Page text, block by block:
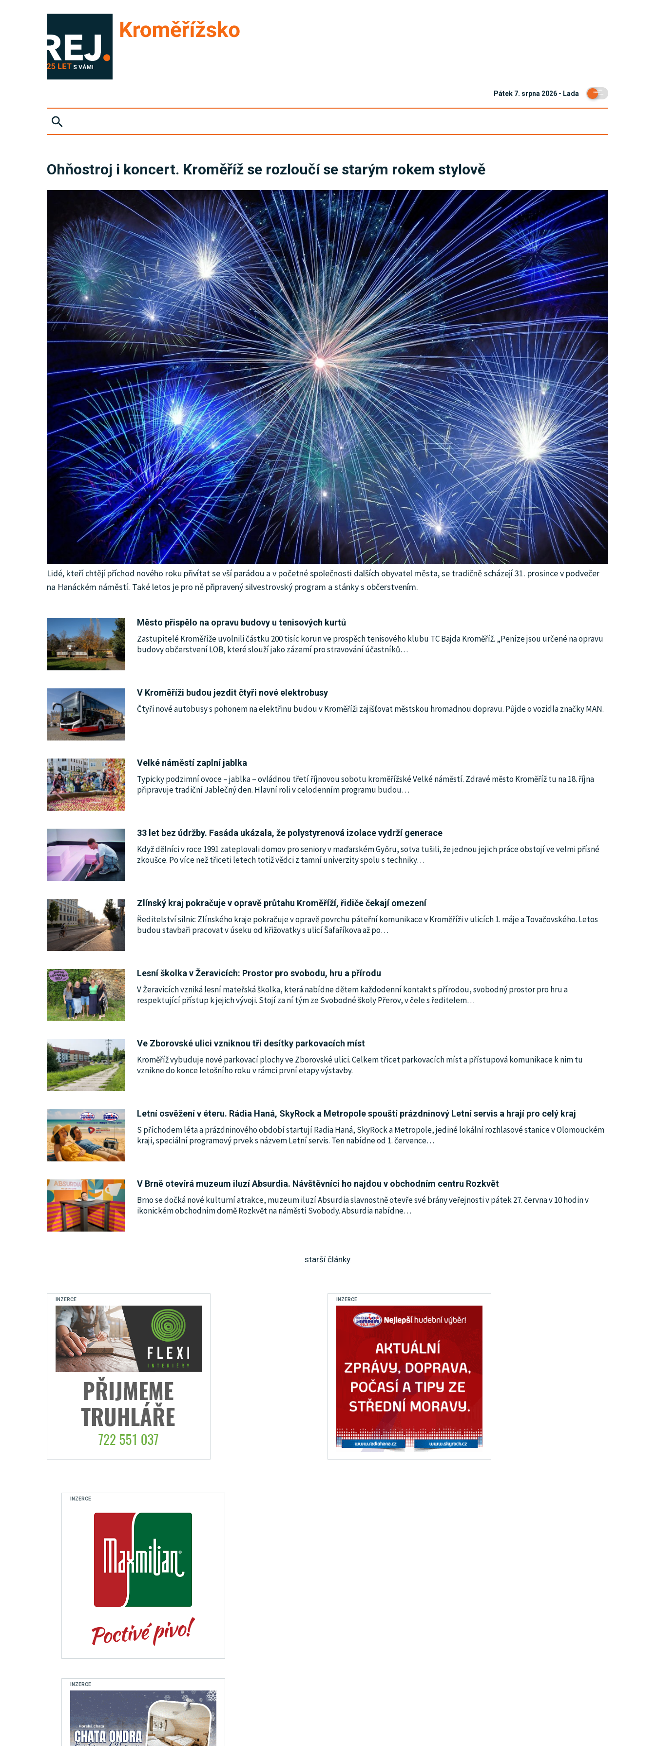
Pátek 7. srpna 2026 - Lada
KULTURA
Ohňostroj i koncert. Kroměříž se rozloučí se starým rokem stylově
Lidé, kteří chtějí příchod nového roku přivítat se vší parádou a v početné společnosti dalších obyvatel města, se tradičně scházejí 31. prosince v podvečer
na Hanáckém náměstí. Také letos je pro ně připravený silvestrovský program a stánky s občerstvením.
Město přispělo na opravu budovy u tenisových kurtů
Zastupitelé Kroměříže uvolnili částku 200 tisíc korun ve prospěch tenisového klubu TC Bajda Kroměříž. „Peníze jsou určené na opravu
budovy občerstvení LOB, které slouží jako zázemí pro stravování účastníků…
V Kroměříži budou jezdit čtyři nové elektrobusy
Čtyři nové autobusy s pohonem na elektřinu budou v Kroměříži zajišťovat městskou hromadnou dopravu. Půjde o vozidla značky MAN.
Velké náměstí zaplní jablka
Typicky podzimní ovoce – jablka – ovládnou třetí říjnovou sobotu kroměřížské Velké náměstí. Zdravé město Kroměříž tu na 18. října
připravuje tradiční Jablečný den. Hlavní roli v celodenním programu budou…
33 let bez údržby. Fasáda ukázala, že polystyrenová izolace vydrží generace
Když dělníci v roce 1991 zateplovali domov pro seniory v maďarském Győru, sotva tušili, že jednou jejich práce obstojí ve velmi přísné
zkoušce. Po více než třiceti letech totiž vědci z tamní univerzity spolu s techniky…
Zlínský kraj pokračuje v opravě průtahu Kroměříží, řidiče čekají omezení
Ředitelství silnic Zlínského kraje pokračuje v opravě povrchu páteřní komunikace v Kroměříži v ulicích 1. máje a Tovačovského. Letos
budou stavbaři pracovat v úseku od křižovatky s ulicí Šafaříkova až po…
Lesní školka v Žeravicích: Prostor pro svobodu, hru a přírodu
V Žeravicích vzniká lesní mateřská školka, která nabídne dětem každodenní kontakt s přírodou, svobodný prostor pro hru a
respektující přístup k jejich vývoji. Stojí za ní tým ze Svobodné školy Přerov, v čele s ředitelem…
Ve Zborovské ulici vzniknou tři desítky parkovacích míst
Kroměříž vybuduje nové parkovací plochy ve Zborovské ulici. Celkem třicet parkovacích míst a přístupová komunikace k nim tu
vznikne do konce letošního roku v rámci první etapy výstavby.
Letní osvěžení v éteru. Rádia Haná, SkyRock a Metropole spouští prázdninový Letní servis a hrají pro celý kraj
S příchodem léta a prázdninového období startují Radia Haná, SkyRock a Metropole, jediné lokální rozhlasové stanice v Olomouckém
kraji, speciální programový prvek s názvem Letní servis. Ten nabídne od 1. července…
V Brně otevírá muzeum iluzí Absurdia. Návštěvníci ho najdou v obchodním centru Rozkvět
Brno se dočká nové kulturní atrakce, muzeum iluzí Absurdia slavnostně otevře své brány veřejnosti v pátek 27. června v 10 hodin v
ikonickém obchodním domě Rozkvět na náměstí Svobody. Absurdia nabídne…
starší články
INZERCE INZERCE
INZERCE
INZERCE